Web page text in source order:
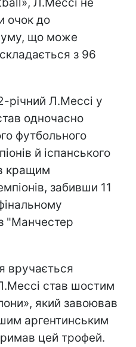
очок до
що може
з 96
річний Л.Мессі у
одночасно
футбольного
й іспанського
кращим
забивши 11
"Манчестер
вручається
став шостим
який завоював
аргентинським
цей трофей.